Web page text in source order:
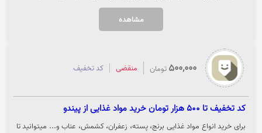
مشاهده
500,000 تومان منقضی کد تخفیف
کد تخفیف تا 500 هزار تومان خرید مواد غذایی از پیندو
برای خرید انواع مواد غذایی برنج، پسته، زعفران، کشمش، عناب و... میتوانید تا